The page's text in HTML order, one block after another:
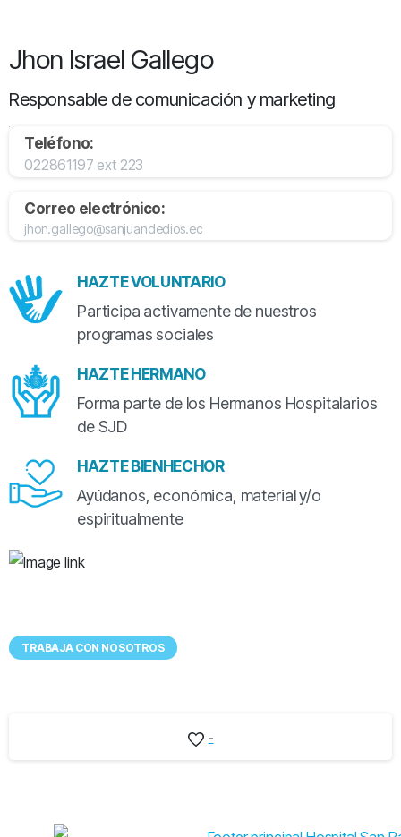
Jhon Israel Gallego
Responsable de comunicación y marketing
Teléfono:
022861197 ext 223
Correo electrónico:
jhon.gallego@sanjuandedios.ec
HAZTE VOLUNTARIO
Participa activamente de nuestros
programas sociales
HAZTE HERMANO
Forma parte de los Hermanos Hospitalarios
de SJD
HAZTE BIENHECHOR
Ayúdanos, económica, material y/o
espiritualmente
TRABAJA CON NOSOTROS
-